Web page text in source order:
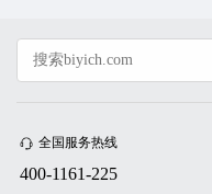
全国服务热线
400-1161-225